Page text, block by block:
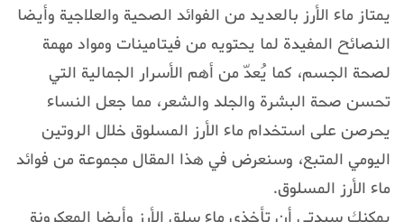
يمتاز ماء الأرز بالعديد من الفوائد الصحية والعلاجية وأيضا
النصائح المفيدة لما يحتويه من فيتامينات ومواد مهمة
لصحة الجسم، كما يُعدّ من أهم الأسرار الجمالية التي
تحسن صحة البشرة والجلد والشعر، مما جعل النساء
يحرصن على استخدام ماء الأرز المسلوق خلال الروتين
اليومي المتبع، وسنعرض في هذا المقال مجموعة من فوائد
ماء الأرز المسلوق.